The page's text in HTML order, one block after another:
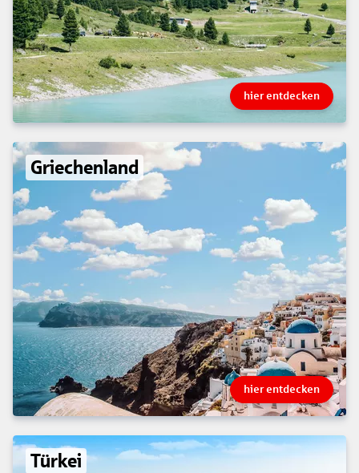
hier entdecken
Griechenland
hier entdecken
Türkei